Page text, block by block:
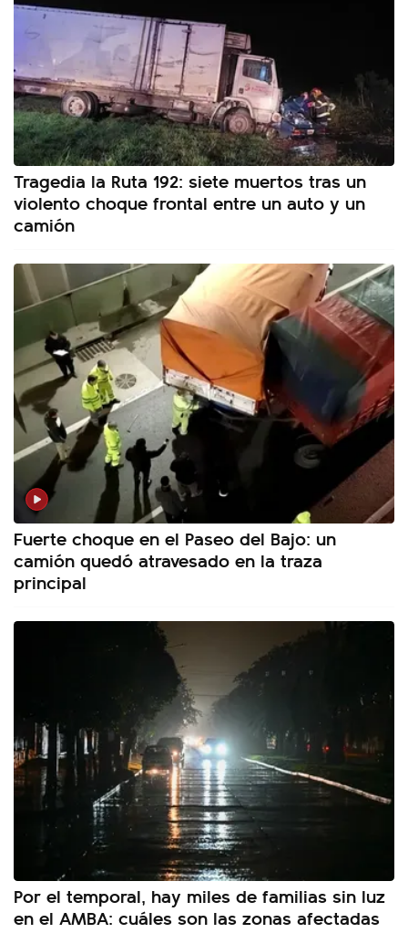
Tragedia la Ruta 192: siete muertos tras un
violento choque frontal entre un auto y un
camión
Fuerte choque en el Paseo del Bajo: un
camión quedó atravesado en la traza
principal
Por el temporal, hay miles de familias sin luz
en el AMBA: cuáles son las zonas afectadas